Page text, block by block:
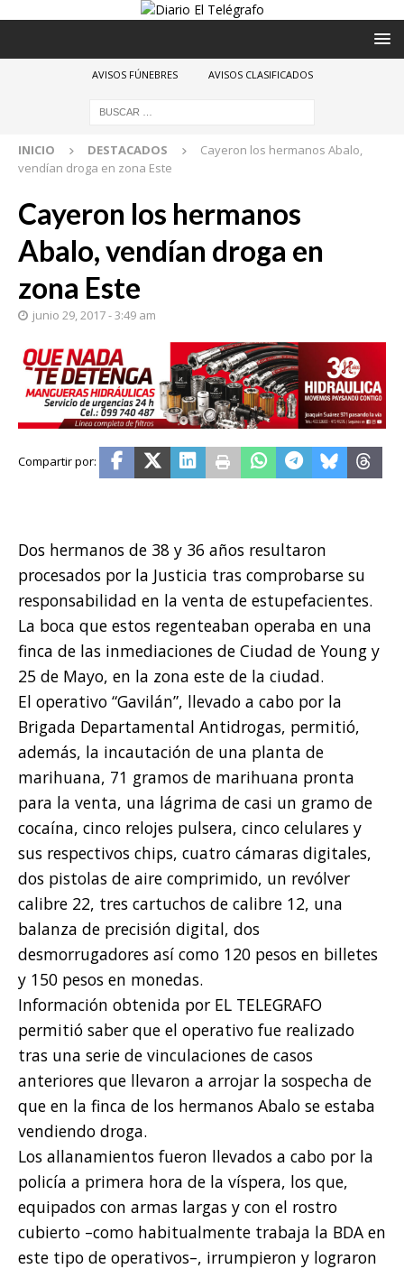
AVISOS FÚNEBRES AVISOS CLASIFICADOS
INICIO DESTACADOS
Cayeron los hermanos Abalo,
vendían droga en zona Este
Cayeron los hermanos
Abalo, vendían droga en
zona Este
junio 29, 2017 - 3:49 am
Dos hermanos de 38 y 36 años resultaron
procesados por la Justicia tras comprobarse su
responsabilidad en la venta de estupefacientes.
La boca que estos regenteaban operaba en una
finca de las inmediaciones de Ciudad de Young y
25 de Mayo, en la zona este de la ciudad.
El operativo “Gavilán”, llevado a cabo por la
Brigada Departamental Antidrogas, permitió,
además, la incautación de una planta de
marihuana, 71 gramos de marihuana pronta
para la venta, una lágrima de casi un gramo de
cocaína, cinco relojes pulsera, cinco celulares y
sus respectivos chips, cuatro cámaras digitales,
dos pistolas de aire comprimido, un revólver
calibre 22, tres cartuchos de calibre 12, una
balanza de precisión digital, dos
desmorrugadores así como 120 pesos en billetes
y 150 pesos en monedas.
Información obtenida por EL TELEGRAFO
permitió saber que el operativo fue realizado
tras una serie de vinculaciones de casos
anteriores que llevaron a arrojar la sospecha de
que en la finca de los hermanos Abalo se estaba
vendiendo droga.
Los allanamientos fueron llevados a cabo por la
policía a primera hora de la víspera, los que,
equipados con armas largas y con el rostro
cubierto –como habitualmente trabaja la BDA en
este tipo de operativos–, irrumpieron y lograron